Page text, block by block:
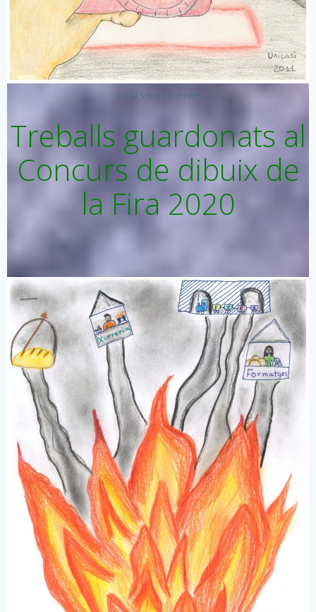
Paula Silvero Fuentes
Treballs guardonats al
Concurs de dibuix de
la Fira 2020